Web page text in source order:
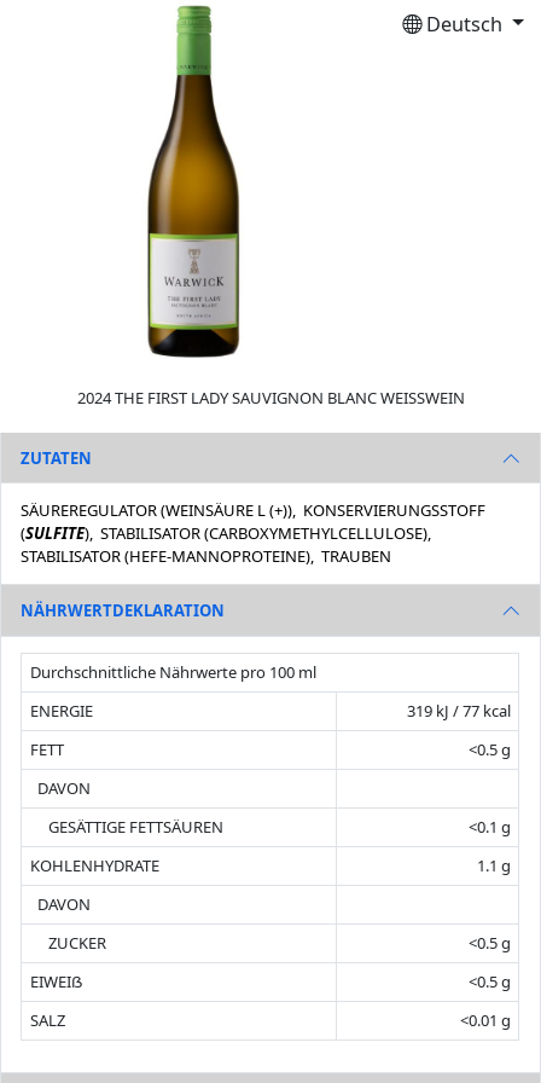
Deutsch
2024 THE FIRST LADY SAUVIGNON BLANC WEISSWEIN
ZUTATEN
SÄUREREGULATOR (WEINSÄURE L (+)), KONSERVIERUNGSSTOFF
(SULFITE), STABILISATOR (CARBOXYMETHYLCELLULOSE),
STABILISATOR (HEFE-MANNOPROTEINE), TRAUBEN
NÄHRWERTDEKLARATION
Durchschnittliche Nährwerte pro 100 ml
ENERGIE
319 kJ / 77 kcal
FETT
<0.5 g
DAVON
GESÄTTIGE FETTSÄUREN
<0.1 g
KOHLENHYDRATE
1.1 g
DAVON
ZUCKER
<0.5 g
EIWEIẞ
<0.5 g
SALZ
<0.01 g